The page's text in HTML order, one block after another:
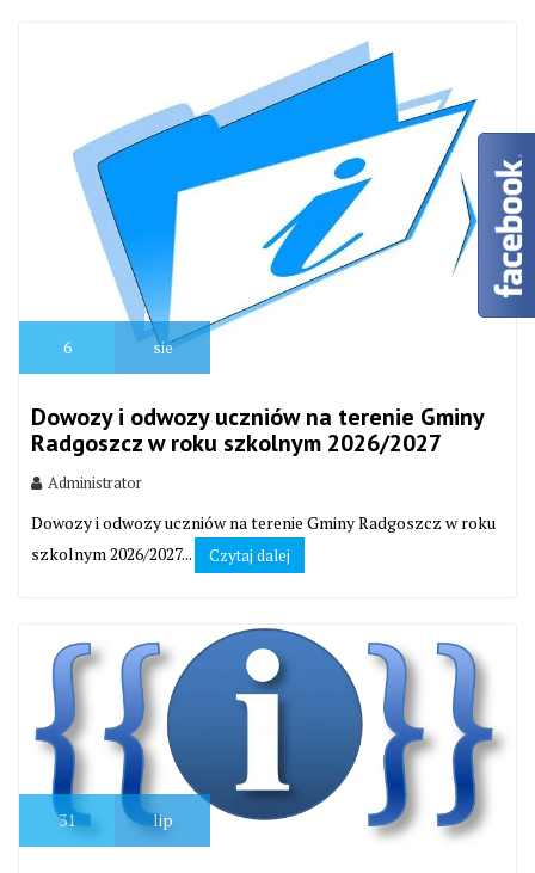
6 sie
Dowozy i odwozy uczniów na terenie Gminy
Radgoszcz w roku szkolnym 2026/2027
Administrator
Dowozy i odwozy uczniów na terenie Gminy Radgoszcz w roku
szkolnym 2026/2027...
Czytaj dalej
31 lip